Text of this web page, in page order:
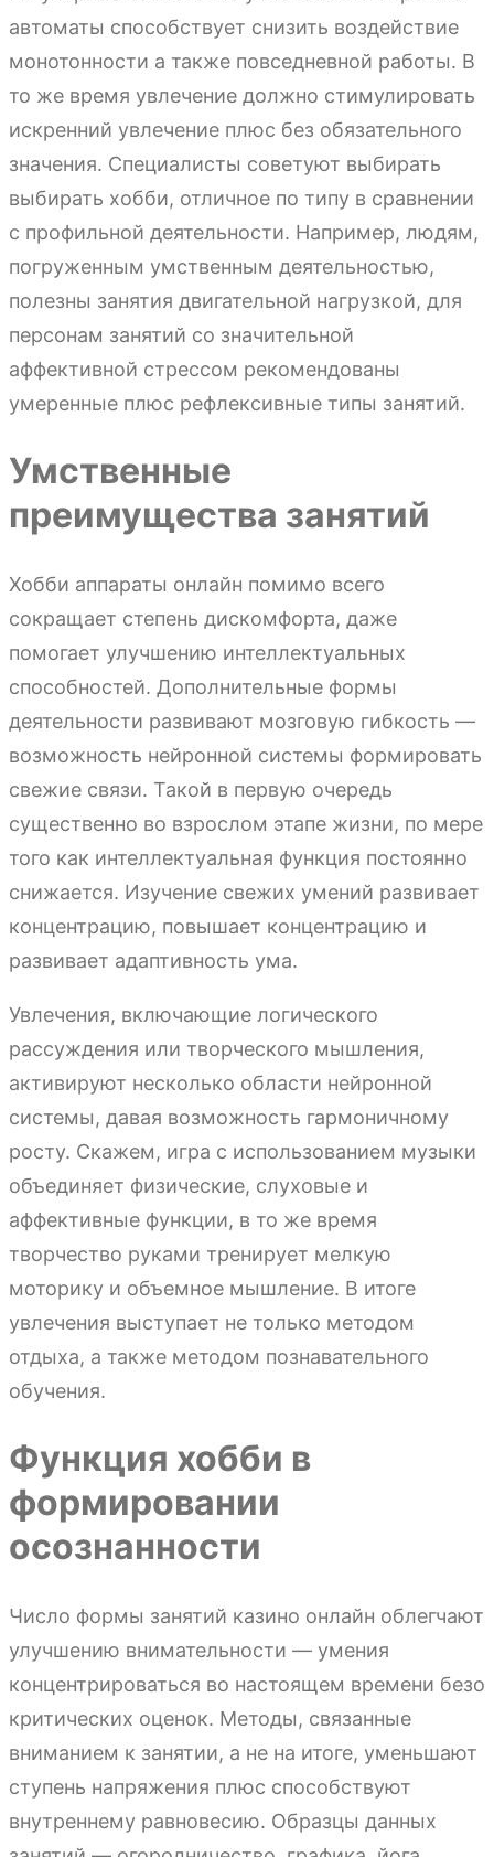
автоматы способствует снизить воздействие
монотонности а также повседневной работы. В
то же время увлечение должно стимулировать
искренний увлечение плюс без обязательного
значения. Специалисты советуют выбирать
выбирать хобби, отличное по типу в сравнении
с профильной деятельности. Например, людям,
погруженным умственным деятельностью,
полезны занятия двигательной нагрузкой, для
персонам занятий со значительной
аффективной стрессом рекомендованы
умеренные плюс рефлексивные типы занятий.
Умственные
преимущества занятий
Хобби аппараты онлайн помимо всего
сокращает степень дискомфорта, даже
помогает улучшению интеллектуальных
способностей. Дополнительные формы
деятельности развивают мозговую гибкость —
возможность нейронной системы формировать
свежие связи. Такой в первую очередь
существенно во взрослом этапе жизни, по мере
того как интеллектуальная функция постоянно
снижается. Изучение свежих умений развивает
концентрацию, повышает концентрацию и
развивает адаптивность ума.
Увлечения, включающие логического
рассуждения или творческого мышления,
активируют несколько области нейронной
системы, давая возможность гармоничному
росту. Скажем, игра с использованием музыки
объединяет физические, слуховые и
аффективные функции, в то же время
творчество руками тренирует мелкую
моторику и объемное мышление. В итоге
увлечения выступает не только методом
отдыха, а также методом познавательного
обучения.
Функция хобби в
формировании
осознанности
Число формы занятий казино онлайн облегчают
улучшению внимательности — умения
концентрироваться во настоящем времени безо
критических оценок. Методы, связанные
вниманием к занятии, а не на итоге, уменьшают
ступень напряжения плюс способствуют
внутреннему равновесию. Образцы данных